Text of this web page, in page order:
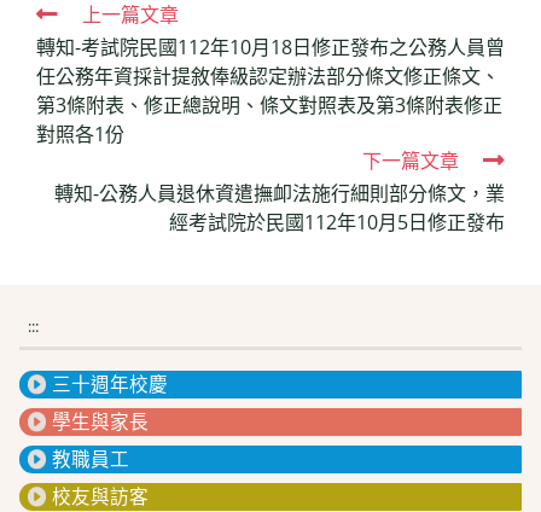
Read
more
articles
上一篇文章
轉知-考試院民國112年10月18日修正發布之公務人員曾
任公務年資採計提敘俸級認定辦法部分條文修正條文、
第3條附表、修正總說明、條文對照表及第3條附表修正
對照各1份
下一篇文章
轉知-公務人員退休資遣撫卹法施行細則部分條文，業
經考試院於民國112年10月5日修正發布
:::
三十週年校慶
學生與家長
教職員工
校友與訪客